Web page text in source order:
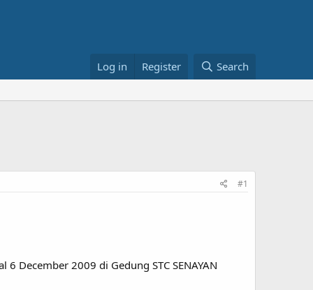
Log in Register Search
#1
6 December 2009 di Gedung STC SENAYAN